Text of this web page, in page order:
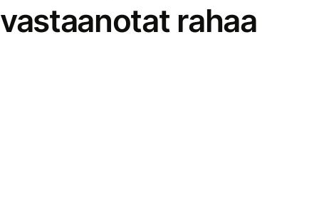
vastaanotat rahaa